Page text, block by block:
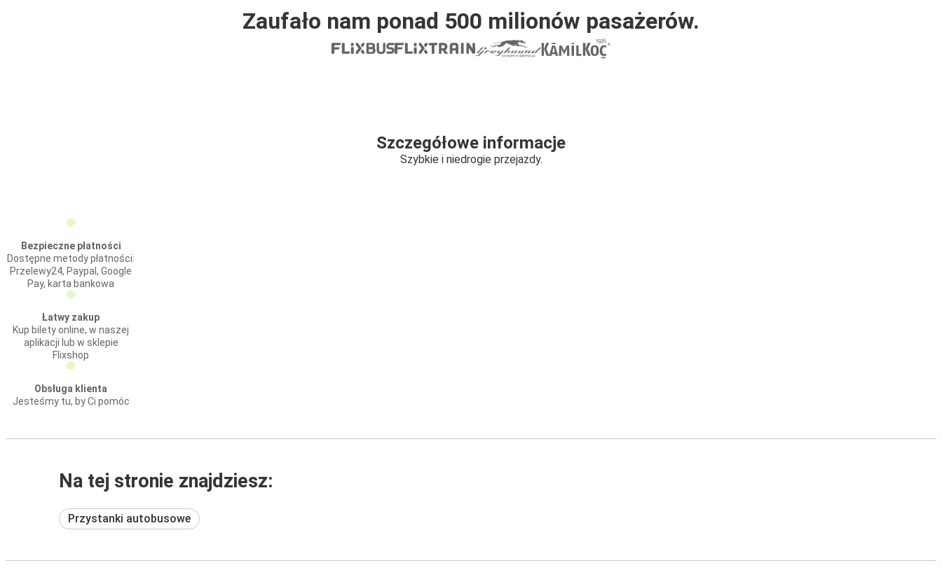
Zaufało nam ponad 500 milionów pasażerów.
Szczegółowe informacje
Szybkie i niedrogie przejazdy.
Bezpieczne płatności
Dostępne metody płatności:
Przelewy24, Paypal, Google
Pay, karta bankowa
Łatwy zakup
Kup bilety online, w naszej
aplikacji lub w sklepie
Flixshop
Obsługa klienta
Jesteśmy tu, by Ci pomóc
Na tej stronie znajdziesz:
Przystanki autobusowe